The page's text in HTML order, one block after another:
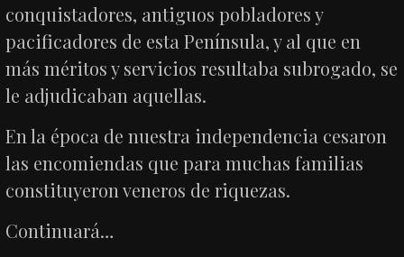
conquistadores, antiguos pobladores y
pacificadores de esta Península, y al que en
más méritos y servicios resultaba subrogado, se
le adjudicaban aquellas.
En la época de nuestra independencia cesaron
las encomiendas que para muchas familias
constituyeron veneros de riquezas.
Continuará…